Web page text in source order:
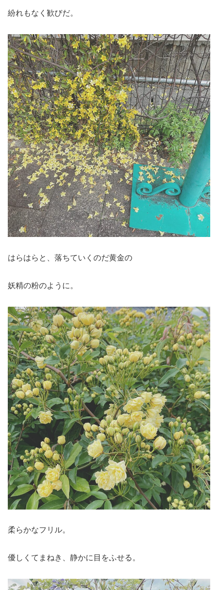
紛れもなく歓びだ。
はらはらと、落ちていくのだ黄金の
妖精の粉のように。
柔らかなフリル。
優しくてまねき、静かに目をふせる。